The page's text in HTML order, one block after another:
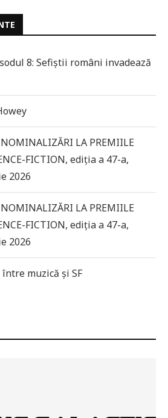
8: Sefiștii români invadează
NOMINALIZĂRI LA PREMIILE
FICTION, ediția a 47-a,
2026
NOMINALIZĂRI LA PREMIILE
FICTION, ediția a 47-a,
2026
muzică și SF